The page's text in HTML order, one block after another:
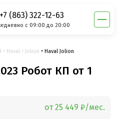
+7 (863) 322-12-63
с 09:00 до 20:00
Haval Jolion Haval Jolion
Робот КП от 1
от 25 449 ₽/мес.